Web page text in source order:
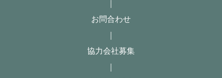
お問合わせ
協力会社募集